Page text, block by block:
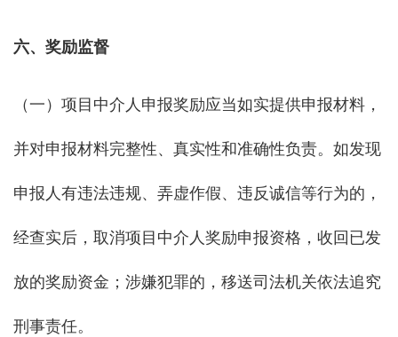
六、奖励监督
（一）项目中介人申报奖励应当如实提供申报材料，
并对申报材料完整性、真实性和准确性负责。如发现
申报人有违法违规、弄虚作假、违反诚信等行为的，
经查实后，取消项目中介人奖励申报资格，收回已发
放的奖励资金；涉嫌犯罪的，移送司法机关依法追究
刑事责任。